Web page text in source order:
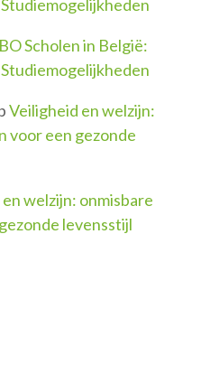
Scholen in België:
Veiligheid en welzijn:
voor een gezonde
welzijn: onmisbare
levensstijl